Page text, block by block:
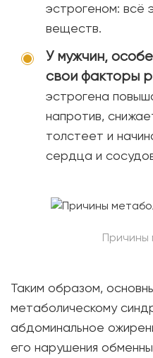
эстрогеном: всё
веществ.
У мужчин,
свои факторы
эстрогена
напротив,
толстеет и
сердца и
Причины
Таким образом,
метаболическому
абдоминальное
его нарушения